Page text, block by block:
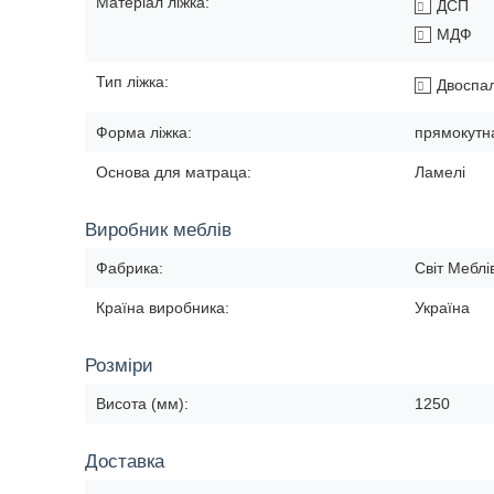
ДСП
МДФ
Тип ліжка:
Форма ліжка:
Основа для матраца: Ламелі
Виробник меблів
Фабрика: Світ
Країна виробника: Україна
Розміри
Висота (мм): 1250
Доставка